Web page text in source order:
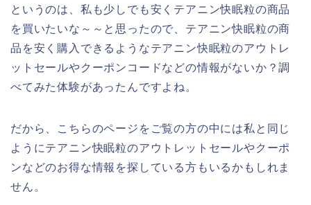
というのは、私も少しでも安くテアニン快眠粒の商品
を買いたいな～～と思ったので、テアニン快眠粒の商
品を安く購入できるようなテアニン快眠粒のアウトレ
ットセールやクーポンコードなどの情報がないか？調
べてみた体験があったんですよね。
だから、こちらのページをご覧の方の中には私と同じ
ようにテアニン快眠粒のアウトレットセールやクーポ
ンなどのお得な情報を探している方もいるかもしれま
せん。